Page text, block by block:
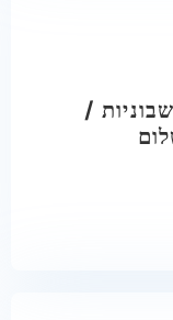
/